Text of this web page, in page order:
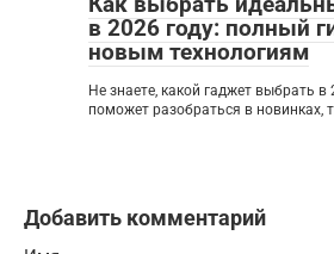
в 2026 году: полный
новым технологиям
Не знаете, какой гаджет выбрать
поможет разобраться в новинках,
Добавить комментарий